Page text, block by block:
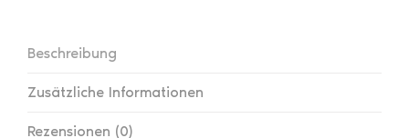
Beschreibung
Zusätzliche Informationen
Rezensionen (0)